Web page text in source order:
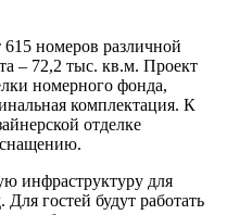
номеров различной
– 72,2 тыс. кв.м. Проект
номерного фонда,
комплектация. К
отделке
инфраструктуру для
гостей будут работать